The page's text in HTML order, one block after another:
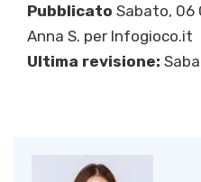
Pubblicato Sabato, 06
Anna S. per Infogioco.it
Ultima revisione: